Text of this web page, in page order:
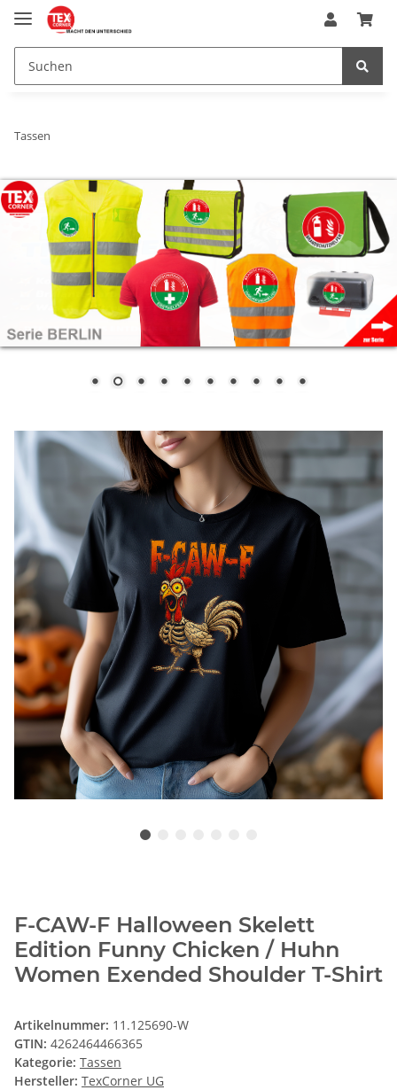
Tassen
F-CAW-F Halloween Skelett
Edition Funny Chicken / Huhn
Women Exended Shoulder T-Shirt
Artikelnummer: 11.125690-W
GTIN: 4262464466365
Kategorie: Tassen
Hersteller: TexCorner UG